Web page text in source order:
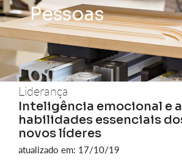
Pessoas
Liderança
Inteligência emocional e
habilidades essenciais
novos líderes
atualizado em: 17/10/19